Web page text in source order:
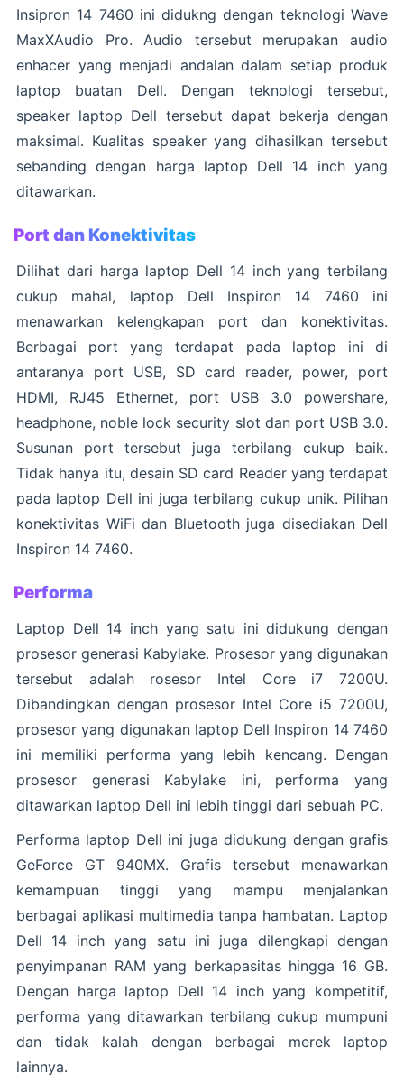
Insipron 14 7460 ini didukng dengan teknologi Wave
MaxXAudio Pro. Audio tersebut merupakan audio
enhacer yang menjadi andalan dalam setiap produk
laptop buatan Dell. Dengan teknologi tersebut,
speaker laptop Dell tersebut dapat bekerja dengan
maksimal. Kualitas speaker yang dihasilkan tersebut
sebanding dengan harga laptop Dell 14 inch yang
ditawarkan.
Port dan Konektivitas
Dilihat dari harga laptop Dell 14 inch yang terbilang
cukup mahal, laptop Dell Inspiron 14 7460 ini
menawarkan kelengkapan port dan konektivitas.
Berbagai port yang terdapat pada laptop ini di
antaranya port USB, SD card reader, power, port
HDMI, RJ45 Ethernet, port USB 3.0 powershare,
headphone, noble lock security slot dan port USB 3.0.
Susunan port tersebut juga terbilang cukup baik.
Tidak hanya itu, desain SD card Reader yang terdapat
pada laptop Dell ini juga terbilang cukup unik. Pilihan
konektivitas WiFi dan Bluetooth juga disediakan Dell
Inspiron 14 7460.
Performa
Laptop Dell 14 inch yang satu ini didukung dengan
prosesor generasi Kabylake. Prosesor yang digunakan
tersebut adalah rosesor Intel Core i7 7200U.
Dibandingkan dengan prosesor Intel Core i5 7200U,
prosesor yang digunakan laptop Dell Inspiron 14 7460
ini memiliki performa yang lebih kencang. Dengan
prosesor generasi Kabylake ini, performa yang
ditawarkan laptop Dell ini lebih tinggi dari sebuah PC.
Performa laptop Dell ini juga didukung dengan grafis
GeForce GT 940MX. Grafis tersebut menawarkan
kemampuan tinggi yang mampu menjalankan
berbagai aplikasi multimedia tanpa hambatan. Laptop
Dell 14 inch yang satu ini juga dilengkapi dengan
penyimpanan RAM yang berkapasitas hingga 16 GB.
Dengan harga laptop Dell 14 inch yang kompetitif,
performa yang ditawarkan terbilang cukup mumpuni
dan tidak kalah dengan berbagai merek laptop
lainnya.